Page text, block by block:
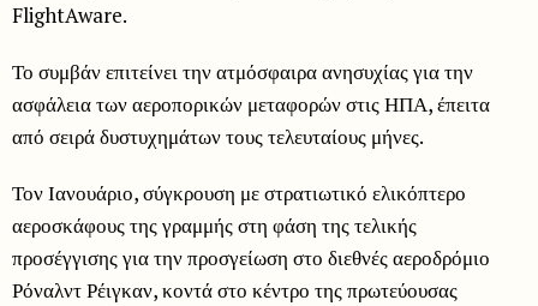
FlightAware.
Το συμβάν επιτείνει την ατμόσφαιρα ανησυχίας για την
ασφάλεια των αεροπορικών μεταφορών στις ΗΠΑ, έπειτα
από σειρά δυστυχημάτων τους τελευταίους μήνες.
Τον Ιανουάριο, σύγκρουση με στρατιωτικό ελικόπτερο
αεροσκάφους της γραμμής στη φάση της τελικής
προσέγγισης για την προσγείωση στο διεθνές αεροδρόμιο
Ρόναλντ Ρέιγκαν, κοντά στο κέντρο της πρωτεύουσας